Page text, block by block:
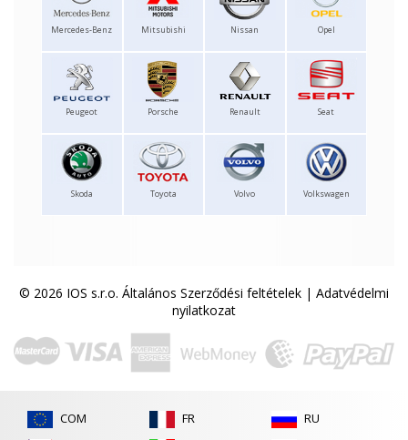
Mercedes-Benz Mitsubishi Nissan Opel
Peugeot Porsche Renault Seat
Skoda Toyota Volvo Volkswagen
© 2026 IOS s.r.o. Általános Szerződési feltételek | Adatvédelmi
nyilatkozat
COM
FR
RU